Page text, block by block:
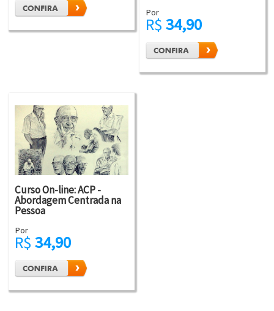
Por
R$ 34,90
Curso On-line: ACP -
Abordagem Centrada na
Pessoa
Por
R$ 34,90